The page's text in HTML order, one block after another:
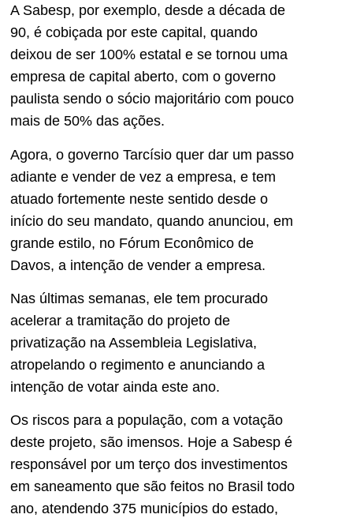
A Sabesp, por exemplo, desde a década de
90, é cobiçada por este capital, quando
deixou de ser 100% estatal e se tornou uma
empresa de capital aberto, com o governo
paulista sendo o sócio majoritário com pouco
mais de 50% das ações.
Agora, o governo Tarcísio quer dar um passo
adiante e vender de vez a empresa, e tem
atuado fortemente neste sentido desde o
início do seu mandato, quando anunciou, em
grande estilo, no Fórum Econômico de
Davos, a intenção de vender a empresa.
Nas últimas semanas, ele tem procurado
acelerar a tramitação do projeto de
privatização na Assembleia Legislativa,
atropelando o regimento e anunciando a
intenção de votar ainda este ano.
Os riscos para a população, com a votação
deste projeto, são imensos. Hoje a Sabesp é
responsável por um terço dos investimentos
em saneamento que são feitos no Brasil todo
ano, atendendo 375 municípios do estado,